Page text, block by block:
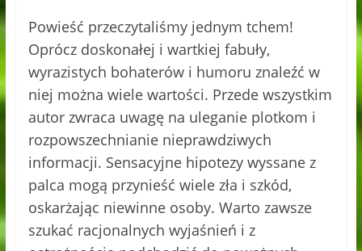
Powieść przeczytaliśmy jednym tchem!
Oprócz doskonałej i wartkiej fabuły,
wyrazistych bohaterów i humoru znaleźć w
niej można wiele wartości. Przede wszystkim
autor zwraca uwagę na uleganie plotkom i
rozpowszechnianie nieprawdziwych
informacji. Sensacyjne hipotezy wyssane z
palca mogą przynieść wiele zła i szkód,
oskarżając niewinne osoby. Warto zawsze
szukać racjonalnych wyjaśnień i z